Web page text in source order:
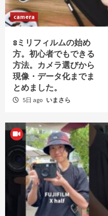
camera
8ミリフィルムの始め
方。初心者でもできる
方法。カメラ選びから
現像・データ化までま
とめました。
5日 ago いまさら